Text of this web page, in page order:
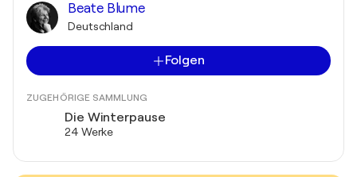
Beate Blume
Deutschland
Folgen
ZUGEHÖRIGE SAMMLUNG
Die Winterpause
24 Werke